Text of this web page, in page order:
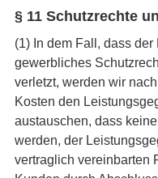
§ 11 Schutzrechte
(1) In dem Fall, dass
gewerbliches
verletzt, werden wir
Kosten den
austauschen, dass
werden, der
vertraglich vereinbarten